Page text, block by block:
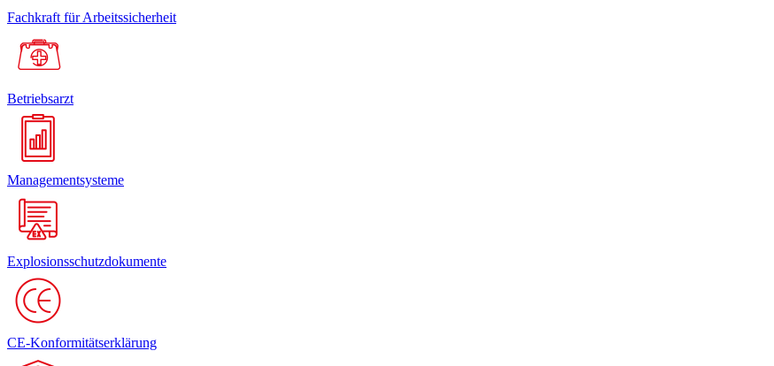
Fachkraft für Arbeitssicherheit
Betriebsarzt
Managementsysteme
Explosionsschutzdokumente
CE-Konformitätserklärung